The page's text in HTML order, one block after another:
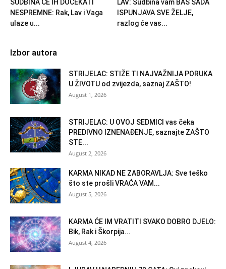
SUDBINA ĆE IH DOČEKATI
NESPREMNE: Rak, Lav i Vaga
ulaze u...
LAV: Sudbina vam BAŠ SADA
ISPUNJAVA SVE ŽELJE,
razlog će vas...
Izbor autora
STRIJELAC: STIŽE TI NAJVAŽNIJA PORUKA
U ŽIVOTU od zvijezda, saznaj ZAŠTO!
August 1, 2026
STRIJELAC: U OVOJ SEDMICI vas čeka
PREDIVNO IZNENAĐENJE, saznajte ZAŠTO
STE...
August 2, 2026
KARMA NIKAD NE ZABORAVLJA: Sve teško
što ste prošli VRAĆA VAM...
August 5, 2026
KARMA ĆE IM VRATITI SVAKO DOBRO DJELO:
Bik, Rak i Škorpija...
August 4, 2026